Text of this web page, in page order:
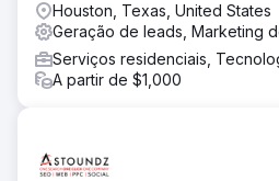
Houston, Texas, United States
Geração de leads, Marketing
Serviços residenciais,
A partir de $1,000